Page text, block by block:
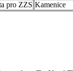
pro ZZS Kamenice